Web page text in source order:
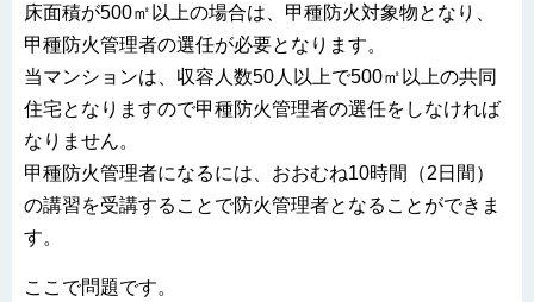
床面積が500㎡以上の場合は、甲種防火対象物となり、
甲種防火管理者の選任が必要となります。
当マンションは、収容人数50人以上で500㎡以上の共同
住宅となりますので甲種防火管理者の選任をしなければ
なりません。
甲種防火管理者になるには、おおむね10時間（2日間）
の講習を受講することで防火管理者となることができま
す。
ここで問題です。